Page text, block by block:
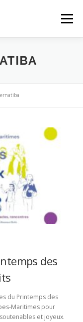
Menu
des
du Printemps des
Maritimes pour
et joyeux.